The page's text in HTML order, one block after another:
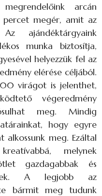
arcán
percet megér, amit az
ajándéktárgyaink
munka biztosítja,
helyezzük fel az
elérése céljából.
virágot is jelenthet,
végeredmény
meg. Mindig
hogy egyre
alkossunk meg. Ezáltal
melynek
gazdagabbak és
A legjobb az
bármit meg tudunk